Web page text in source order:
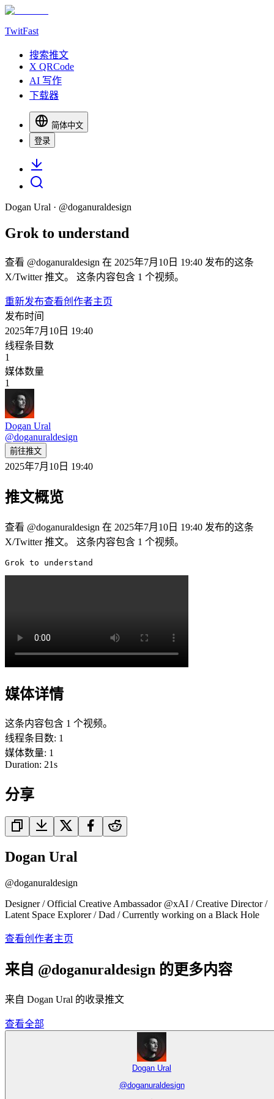
TwitFast
搜索推文
X QRCode
AI 写作
下载器
简体中文
登录
Dogan Ural · @doganuraldesign
Grok to understand
查看 @doganuraldesign 在 2025年7月10日 19:40 发布的这条
X/Twitter 推文。 这条内容包含 1 个视频。
重新发布查看创作者主页
发布时间
2025年7月10日 19:40
线程条目数
1
媒体数量
1
Dogan Ural
@doganuraldesign
前往推文
2025年7月10日 19:40
推文概览
查看 @doganuraldesign 在 2025年7月10日 19:40 发布的这条
X/Twitter 推文。 这条内容包含 1 个视频。
Grok to understand
媒体详情
这条内容包含 1 个视频。
线程条目数: 1
媒体数量: 1
Duration: 21s
分享
Dogan Ural
@doganuraldesign
Designer / Official Creative Ambassador @xAI / Creative Director /
Latent Space Explorer / Dad / Currently working on a Black Hole
查看创作者主页
来自 @doganuraldesign 的更多内容
来自 Dogan Ural 的收录推文
查看全部
Dogan Ural
@doganuraldesign